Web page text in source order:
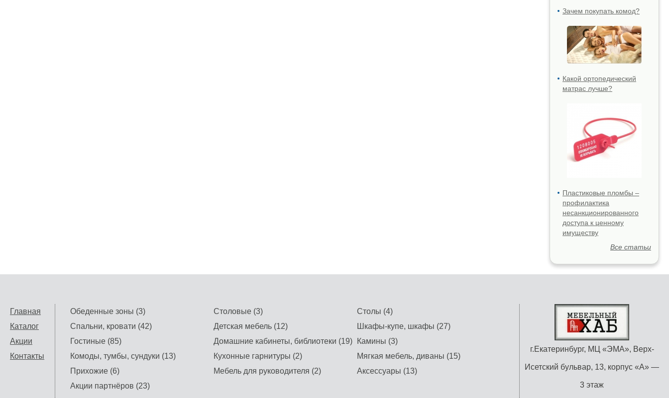
Зачем покупать комод?
Какой ортопедический
матрас лучше?
Пластиковые пломбы –
профилактика
несанкционированного
доступа к ценному
имуществу
Все статьи
Главная
Каталог
Акции
Контакты
г.Екатеринбург, МЦ «ЭМА», Верх-
Исетский бульвар, 13, корпус «А» —
3 этаж
Обеденные зоны (3) Столовые (3)
Столы (4)
Спальни, кровати (42)
Детская мебель (12)
Шкафы-купе, шкафы (27)
Гостиные (85)
Домашние кабинеты, библиотеки (19)
Камины (3)
Комоды, тумбы, сундуки (13)
Кухонные гарнитуры (2)
Мягкая мебель, диваны (15)
Прихожие (6)
Мебель для руководителя (2)
Аксессуары (13)
Акции партнёров (23)